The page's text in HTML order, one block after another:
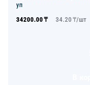
уп
34200.00 ₸ 34.20 ₸/шт